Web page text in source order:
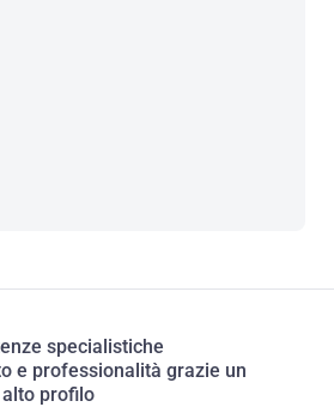
specialistiche
e professionalità grazie un
profilo